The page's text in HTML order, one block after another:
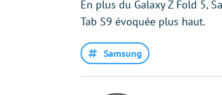
En plus du Galaxy Z Fold 5,
Tab S9 évoquée plus haut.
Samsung